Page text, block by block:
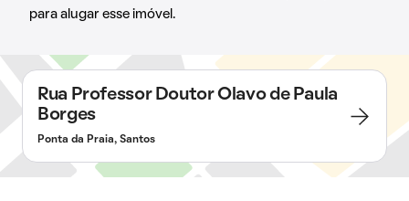
para alugar esse imóvel.
Rua Professor Doutor Olavo de Paula
Borges
Ponta da Praia, Santos